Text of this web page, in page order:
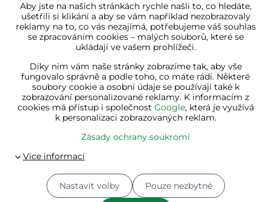
Aby jste na našich stránkách rychle našli to, co hledáte,
ušetřili si klikání a aby se vám například nezobrazovaly
reklamy na to, co vás nezajímá, potřebujeme váš souhlas
se zpracováním cookies – malých souborů, které se
ukládají ve vašem prohlížeči.
Díky nim vám naše stránky zobrazíme tak, aby vše
fungovalo správně a podle toho, co máte rádi. Některé
soubory cookie a osobní údaje se používají také k
zobrazování personalizované reklamy. K informacím z
cookies má přístup i společnost Google, která je využívá
k personalizaci zobrazovaných reklam.
Zásady ochrany soukromí
Nastavit volby Pouze nezbytné